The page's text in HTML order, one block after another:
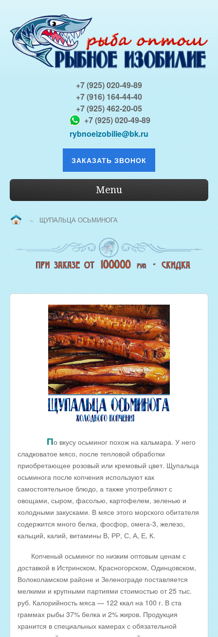
+7 (925) 020-49-89
+7 (916) 164-44-40
+7 (925) 462-20-05
+7 (925) 020-49-89
rybnoeizobilie@bk.ru
ЗАКАЗАТЬ ЗВОНОК
Menu
ВОПРОС/ОТВЕТ
НАША ПРОДУКЦИЯ
НОВЫЙ КОПТИЛЬНЫЙ ЦЕХ
ЖИВАЯ РЫБА
МОРЕПРОДУКТЫ
СОЛЕНАЯ РЫБА
КОПЧЕНАЯ РЫБА
ВЯЛЕНАЯ РЫБА
РЫБНЫЕ КОНСЕРВЫ
РЫБНЫЕ СТЕЙКИ ОПТОМ
РЫБА ДЛЯ ЗАРЫБЛЕНИЯ ВОДОЕМА
ПРАЙС-ЛИСТЫ
ОПТОВИКАМ
Оптовые цены на РЫБНЫЕ КОНСЕРВЫ
Оптовые цены на РЫБНЫЕ СТЕЙКИ
Оптовые цены на СВЕЖЕЗАМОРОЖЕННУЮ РЫБУ
Оптовые цены на ЖИВУЮ РЫБУ
Оптовые цены на ОХЛАЖДЕННУЮ РЫБУ
Оптовые цены на ВЯЛЕНУЮ РЫБУ
Оптовые цены на ФИЛЕ ИЗ РЫБЫ
~ ЩУПАЛЬЦА ОСЬМИНОГА
По вкусу осьминог похож на кальмара. У него
сладковатое мясо, после тепловой обработки
приобретающее розовый или кремовый цвет. Щупальца
осьминога после копчения используют как
самостоятельное блюдо, а также употребляют с
овощами, сыром, фасолью, картофелем, зеленью и
холодными закусками. В мясе этого морского обитателя
содержится много белка, фосфор, омега-3, железо,
кальций, калий, витамины В, РР, С, А, Е, К.
Копченый осьминог по низким оптовым ценам с
доставкой в Истринском, Красногорском, Одинцовском,
Волоколамском районе и Зеленограде поставляется
мелкими и крупными партиями стоимостью от 25 тыс.
руб. Калорийность мяса — 122 ккал на 100 г. В ста
граммах рыбы 37% белка и 2% жиров. Продукция
хранится в специальных камерах с обязательной